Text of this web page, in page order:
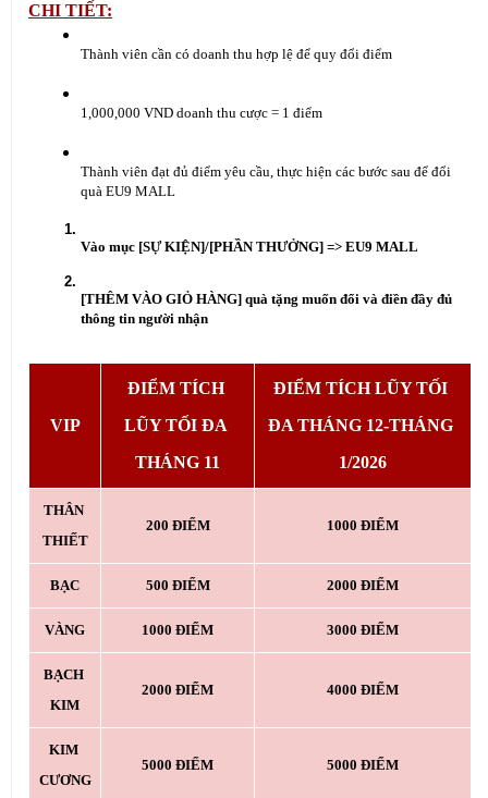
CHI TIẾT:
Thành viên cần có doanh thu hợp lệ để quy đổi điểm
1,000,000 VND doanh thu cược = 1 điểm
Thành viên đạt đủ điểm yêu cầu, thực hiện các bước sau để đổi
quà EU9 MALL
Vào mục [SỰ KIỆN]/[PHẦN THƯỞNG] => EU9 MALL
[THÊM VÀO GIỎ HÀNG] quà tặng muốn đổi và điền đầy đủ
thông tin người nhận
VIP
ĐIỂM TÍCH
LŨY TỐI ĐA
THÁNG 11
ĐIỂM TÍCH LŨY TỐI
ĐA THÁNG 12-THÁNG
1/2026
THÂN
THIẾT
200 ĐIỂM 1000 ĐIỂM
BẠC 500 ĐIỂM 2000 ĐIỂM
VÀNG 1000 ĐIỂM 3000 ĐIỂM
BẠCH
KIM
2000 ĐIỂM 4000 ĐIỂM
KIM
CƯƠNG
5000 ĐIỂM 5000 ĐIỂM